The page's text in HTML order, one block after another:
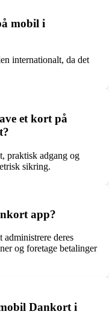
mobil i
internationalt, da det
et kort på
praktisk adgang og
sikring.
app?
deres
og foretage betalinger
Dankort i